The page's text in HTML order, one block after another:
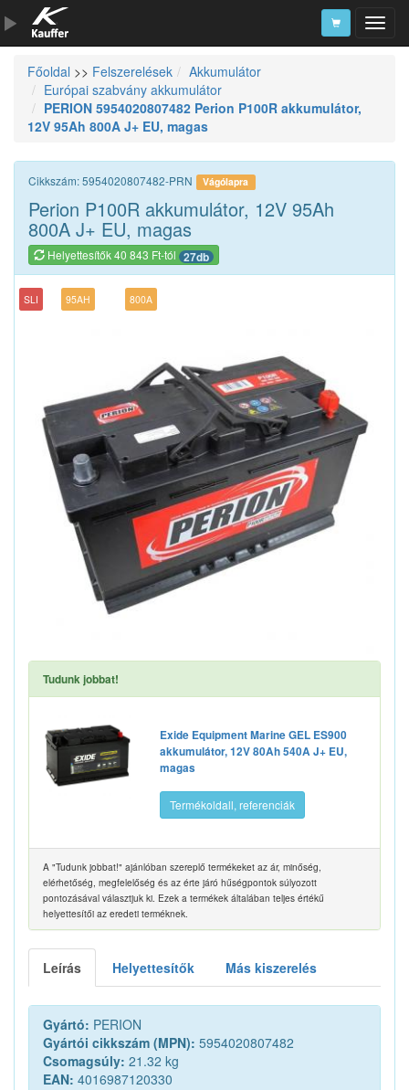
Szerszámkatalógus
Kosár
Főoldal >> Felszerelések
Akkumulátor
Európai szabvány akkumulátor
PERION 5954020807482 Perion P100R akkumulátor,
12V 95Ah 800A J+ EU, magas
Cikkszám: 5954020807482-PRN Vágólapra
Perion P100R akkumulátor, 12V 95Ah
800A J+ EU, magas
Helyettesítők 40 843 Ft-tól 27db
SLI 95AH 800A
Tudunk jobbat!
Exide Equipment Marine GEL ES900
akkumulátor, 12V 80Ah 540A J+ EU,
magas
Termékoldall, referenciák
A "Tudunk jobbat!" ajánlóban szereplő termékeket az ár, minőség,
elérhetőség, megfelelőség és az érte járó hűségpontok súlyozott
pontozásával választjuk ki. Ezek a termékek általában teljes értékű
helyettesítői az eredeti terméknek.
Leírás Helyettesítők Más kiszerelés
Gyártó: PERION
Gyártói cikkszám (MPN): 5954020807482
Csomagsúly: 21.32 kg
EAN: 4016987120330